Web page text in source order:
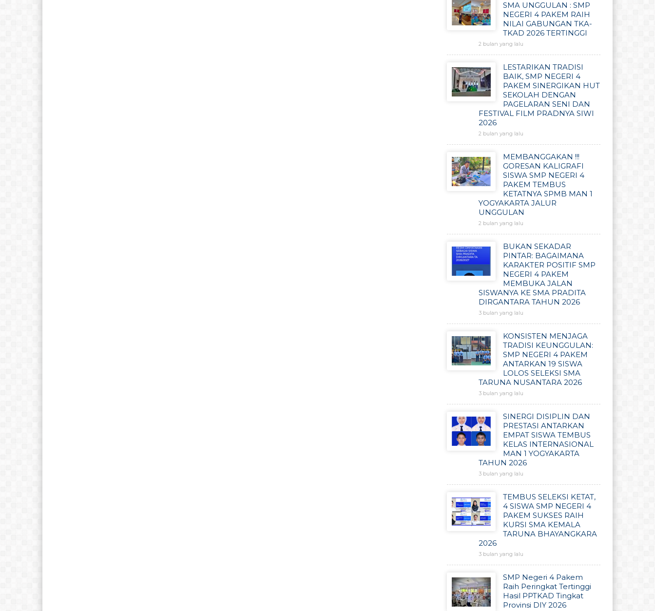
SMA UNGGULAN : SMP
NEGERI 4 PAKEM RAIH
NILAI GABUNGAN TKA-
TKAD 2026 TERTINGGI
2 bulan yang lalu
LESTARIKAN TRADISI
BAIK, SMP NEGERI 4
PAKEM SINERGIKAN HUT
SEKOLAH DENGAN
PAGELARAN SENI DAN
FESTIVAL FILM PRADNYA SIWI
2026
2 bulan yang lalu
MEMBANGGAKAN !!!
GORESAN KALIGRAFI
SISWA SMP NEGERI 4
PAKEM TEMBUS
KETATNYA SPMB MAN 1
YOGYAKARTA JALUR
UNGGULAN
2 bulan yang lalu
BUKAN SEKADAR
PINTAR: BAGAIMANA
KARAKTER POSITIF SMP
NEGERI 4 PAKEM
MEMBUKA JALAN
SISWANYA KE SMA PRADITA
DIRGANTARA TAHUN 2026
3 bulan yang lalu
KONSISTEN MENJAGA
TRADISI KEUNGGULAN:
SMP NEGERI 4 PAKEM
ANTARKAN 19 SISWA
LOLOS SELEKSI SMA
TARUNA NUSANTARA 2026
3 bulan yang lalu
SINERGI DISIPLIN DAN
PRESTASI ANTARKAN
EMPAT SISWA TEMBUS
KELAS INTERNASIONAL
MAN 1 YOGYAKARTA
TAHUN 2026
3 bulan yang lalu
TEMBUS SELEKSI KETAT,
4 SISWA SMP NEGERI 4
PAKEM SUKSES RAIH
KURSI SMA KEMALA
TARUNA BHAYANGKARA
2026
3 bulan yang lalu
SMP Negeri 4 Pakem
Raih Peringkat Tertinggi
Hasil PPTKAD Tingkat
Provinsi DIY 2026